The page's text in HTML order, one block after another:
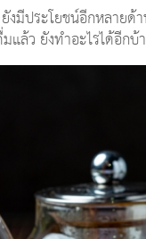
งมีประโยชน์อีกหลาย
แล้ว ยังทำอะไรได้อีก